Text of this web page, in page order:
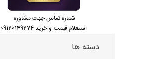
شماره تماس جهت مشاوره
استعلام قیمت و خرید 09120149274
دسته ها